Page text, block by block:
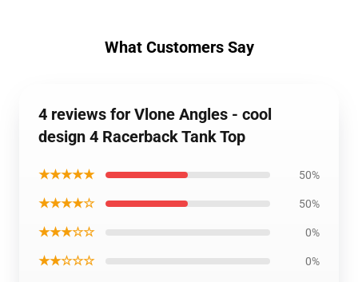
What Customers Say
4 reviews for Vlone Angles - cool
design 4 Racerback Tank Top
★★★★★ 50%
★★★★☆ 50%
★★★☆☆ 0%
★★☆☆☆ 0%